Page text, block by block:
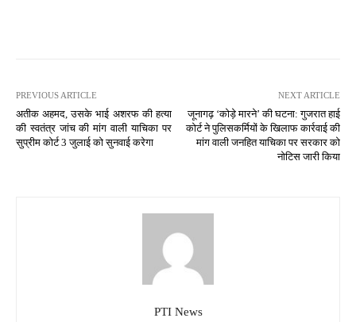
PREVIOUS ARTICLE
अतीक अहमद, उसके भाई अशरफ की हत्या
की स्वतंत्र जांच की मांग वाली याचिका पर
सुप्रीम कोर्ट 3 जुलाई को सुनवाई करेगा
NEXT ARTICLE
जूनागढ़ ‘कोड़े मारने’ की घटना: गुजरात हाई
कोर्ट ने पुलिसकर्मियों के खिलाफ कार्रवाई की
मांग वाली जनहित याचिका पर सरकार को
नोटिस जारी किया
PTI News